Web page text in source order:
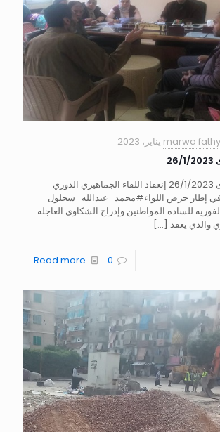
marwa fathy
اللقاء الجماهيرى 26/1/2023 إنعقاد اللقاء الجماهيري الدوري
إطار حرص اللواء#محمد_عبدالله_سحلول
للساده المواطنين وإدراج الشكاوي العاجله
والذي يعقد […]
0
Read more